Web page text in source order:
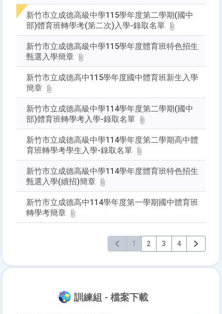
新竹市立成德高級中學115學年度第二學期(國中
部)體育班轉學考(第二次)入學-錄取名單
新竹市立成德高級中學115學年度體育班特色招生
甄選入學簡章
新竹市立成德高中115學年度國中體育班新生入學
簡章
新竹市立成德高級中學114學年度第二學期(國中
部)體育班轉學考入學-錄取名單
新竹市立成德高級中學114學年度第二學期高中體
育班轉學考學生入學-錄取名單
新竹市立成德高級中學114學年度體育班特色招生
甄選入學(續招)簡章
新竹市立成德高中114學年度第一學期國中體育班
轉學考簡章
1 2 3 4
訓練組 - 檔案下載